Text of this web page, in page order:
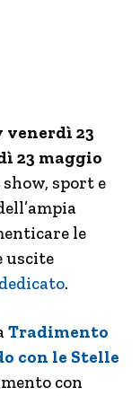
venerdì 23
23 maggio
sport e
le
uscite
.
Tradimento
con le Stelle
con